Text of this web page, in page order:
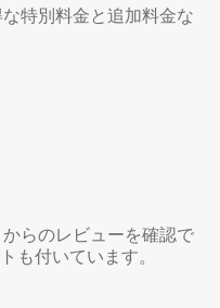
特別料金と追加料金な
らのレビューを確認で
も付いています。